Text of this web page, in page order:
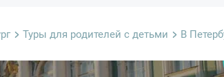
Туры для родителей с детьми В